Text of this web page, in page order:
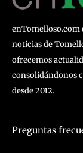
enTomelloso.com
noticias de
ofrecemos
consolidándonos
desde 2012.
Preguntas